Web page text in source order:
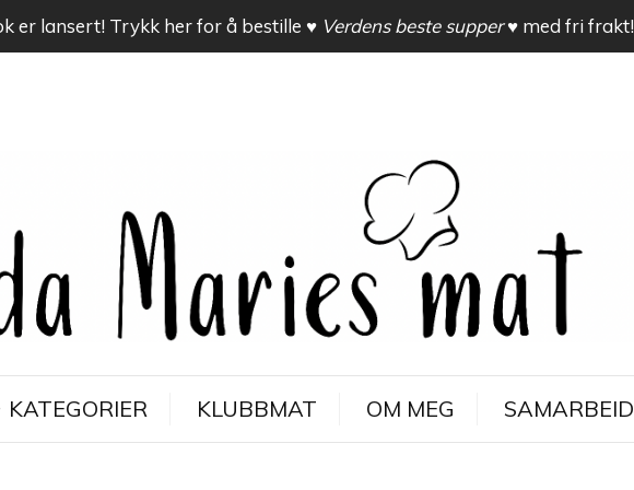
KATEGORIER KLUBBMAT OM MEG SAMARBEID
er lansert! Trykk her for å bestille ♥ Verdens beste supper ♥ med fri frakt!